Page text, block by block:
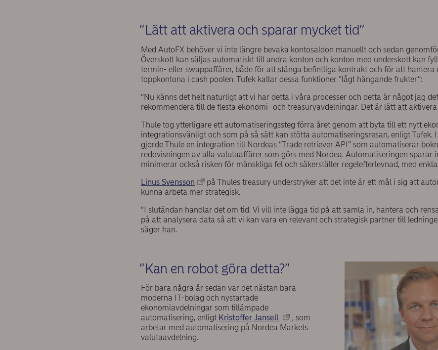
”Lätt att aktivera och sparar mycket tid”
Med AutoFX behöver vi inte längre bevaka kontosaldon manuellt och sedan
Överskott kan säljas automatiskt till andra konton och konton med underskott kan
termin- eller swappaffärer, både för att stänga befintliga kontrakt och för att hantera
toppkontona i cash poolen. Tufek kallar dessa funktioner ”lågt hängande frukter”:
”Nu känns det helt naturligt att vi har detta i våra processer och detta är något jag
rekommendera till de flesta ekonomi- och treasuryavdelningar. Det är lätt att
Thule tog ytterligare ett automatiseringssteg förra året genom att byta till ett nytt
integrationsvänligt och som på så sätt kan stötta automatiseringsresan, enligt Tufek.
gjorde Thule en integration till Nordeas ”Trade retriever API” som automatiserar
redovisningen av alla valutaaffärer som görs med Nordea. Automatiseringen sparar
minimerar också risken för mänskliga fel och säkerställer regelefterlevnad, med
Linus Svensson
på Thules treasury understryker att det inte är ett mål i sig att
kunna arbeta mer strategisk.
”I slutändan handlar det om tid. Vi vill inte lägga tid på att samla in, hantera och
på att analysera data så att vi kan vara en relevant och strategisk partner till
säger han.
”Kan en robot göra detta?”
För bara några år sedan var det nästan bara
moderna IT-bolag och nystartade
ekonomiavdelningar som tillämpade
automatisering, enligt Kristoffer Jansell
, som
arbetar med automatisering på Nordea Markets
valutaavdelning.